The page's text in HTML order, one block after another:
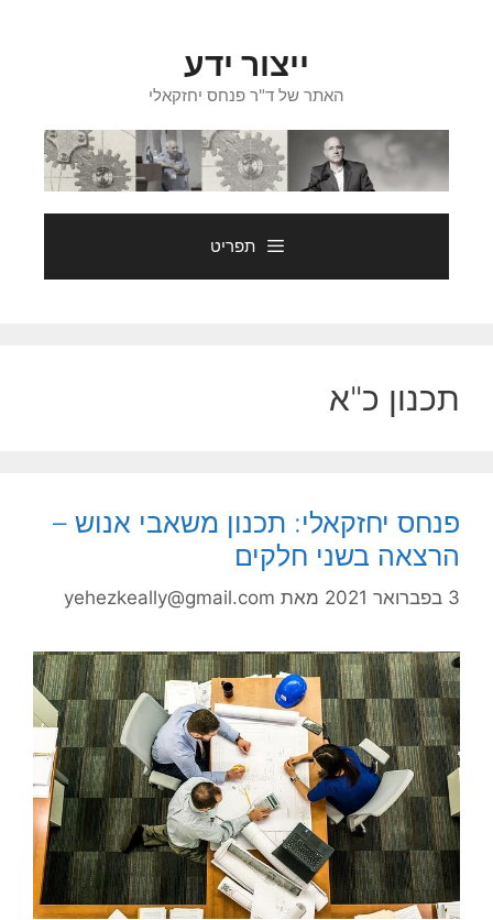
ייצור ידע
האתר של ד"ר פנחס יחזקאלי
תפריט
תכנון כ"א
פנחס יחזקאלי: תכנון משאבי אנוש –
הרצאה בשני חלקים
3 בפברואר 2021 מאת yehezkeally@gmail.com